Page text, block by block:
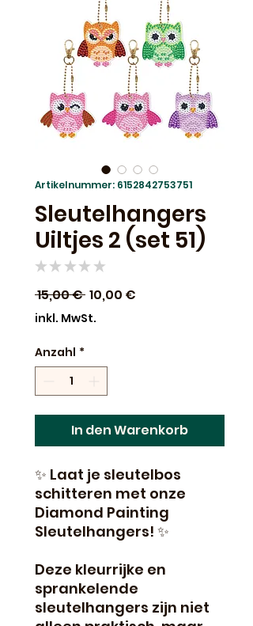
Artikelnummer: 6152842753751
Sleutelhangers
Uiltjes 2 (set 51)
★ ★ ★ ★ ★
15,00 € Standardpreis
10,00 €
inkl. MwSt.
Anzahl *
In den Warenkorb
✨ Laat je sleutelbos
schitteren met onze
Diamond Painting
Sleutelhangers! ✨
Deze kleurrijke en
sprankelende
sleutelhangers zijn niet